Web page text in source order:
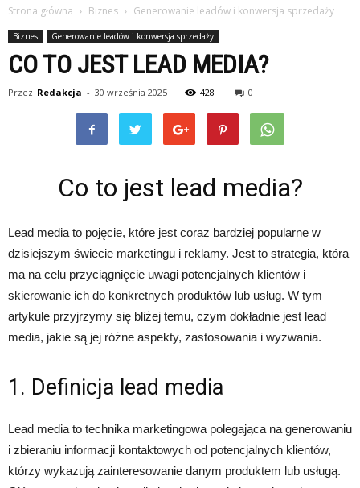
Strona główna Biznes Generowanie leadów i konwersja sprzedaży
Biznes Generowanie leadów i konwersja sprzedaży
CO TO JEST LEAD MEDIA?
Przez Redakcja - 30 września 2025 428 0
Co to jest lead media?
Lead media to pojęcie, które jest coraz bardziej popularne w
dzisiejszym świecie marketingu i reklamy. Jest to strategia, która
ma na celu przyciągnięcie uwagi potencjalnych klientów i
skierowanie ich do konkretnych produktów lub usług. W tym
artykule przyjrzymy się bliżej temu, czym dokładnie jest lead
media, jakie są jej różne aspekty, zastosowania i wyzwania.
1. Definicja lead media
Lead media to technika marketingowa polegająca na generowaniu
i zbieraniu informacji kontaktowych od potencjalnych klientów,
którzy wykazują zainteresowanie danym produktem lub usługą.